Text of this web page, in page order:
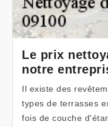
Le prix
notre
Il existe des
types de terrasses
fois de couche